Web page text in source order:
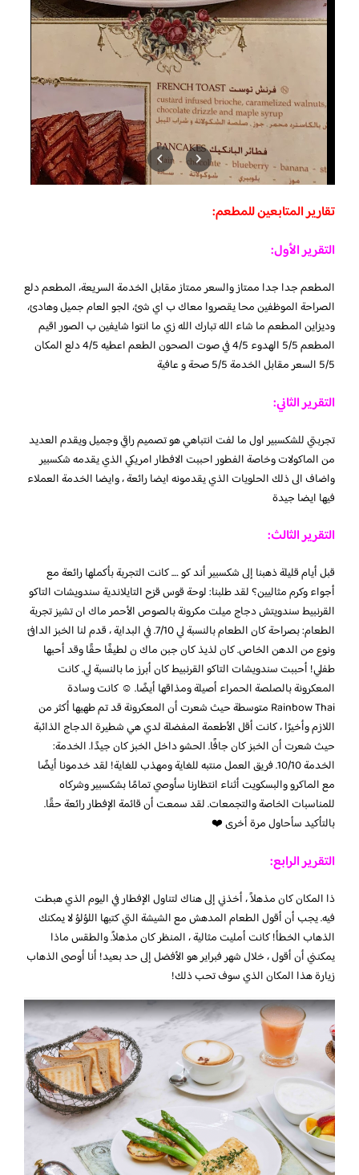
تقارير المتابعين للمطعم:
التقرير الأول:
المطعم جدا جدا ممتاز والسعر ممتاز مقابل الخدمة السريعة، المطعم دلع
الصراحة الموظفين محا يقصروا معاك ب اي شئ، الجو العام جميل وهادئ،
وديزاين المطعم ما شاء الله تبارك الله زي ما انتوا شايفين ب الصور اقيم
المطعم 5/5 الهدوء 4/5 في صوت الصحون الطعم اعطيه 4/5 دلع المكان
5/5 السعر مقابل الخدمة 5/5 صحة و عافية
التقرير الثاني:
تجربتي للشكسبير اول ما لفت انتباهي هو تصميم راقي وجميل ويقدم العديد
من الماكولات وخاصة الفطور احببت الافطار امريكي الذي يقدمه شكسبير
واضاف الى ذلك الحلويات الذي يقدمونه ايضا رائعة ، وايضا الخدمة العملاء
فيها ايضا جيدة
التقرير الثالث:
قبل أيام قليلة ذهبنا إلى شكسبير أند كو …. كانت التجربة بأكملها رائعة مع
أجواء وكرم مثاليين؟ لقد طلبنا: لوحة قوس قزح التايلاندية سندويشات التاكو
القرنبيط سندويتش دجاج ميلت مكرونة بالصوص الأحمر ماك ان تشيز تجربة
الطعام: بصراحة كان الطعام بالنسبة لي 7/10. في البداية ، قدم لنا الخبز الدافئ
ونوع من الدهن الخاص. كان لذيذ كان جبن ماك ن لطيفًا حقًا وقد أحبها
طفلي! أحببت سندويشات التاكو القرنبيط كان أبرز ما بالنسبة لي. كانت
المعكرونة بالصلصة الحمراء أصيلة ومذاقها أيضًا. ☺️ كانت وسادة
Rainbow Thai متوسطة حيث شعرت أن المعكرونة قد تم طهيها أكثر من
اللازم وأخيرًا ، كانت أقل الأطعمة المفضلة لدي هي شطيرة الدجاج الذائبة
حيث شعرت أن الخبز كان جافًا. الحشو داخل الخبز كان جيدًا. الخدمة:
الخدمة 10/10. فريق العمل منتبه للغاية ومهذب للغاية! لقد خدمونا أيضًا
مع الماكرو والبسكويت أثناء انتظارنا سأوصي تمامًا بشكسبير وشركاه
للمناسبات الخاصة والتجمعات. لقد سمعت أن قائمة الإفطار رائعة حقًا.
بالتأكيد سأحاول مرة أخرى ❤️
التقرير الرابع:
ذا المكان كان مذهلاً ، أخذني إلى هناك لتناول الإفطار في اليوم الذي هبطت
فيه. يجب أن أقول الطعام المدهش مع الشيشة التي كتبها اللؤلؤ لا يمكنك
الذهاب الخطأ! كانت أمليت مثالية ، المنظر كان مذهلاً. والطقس ماذا
يمكنني أن أقول ، خلال شهر فبراير هو الأفضل إلى حد بعيد! أنا أوصى الذهاب
زيارة هذا المكان الذي سوف تحب ذلك!